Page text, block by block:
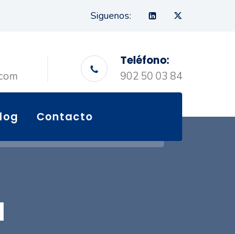
Siguenos:
Teléfono:
902 50 03 84
Contacto